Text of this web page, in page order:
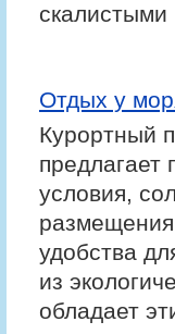
Отдых у
Курортный
предлагает
условия,
удобства
из
обладает